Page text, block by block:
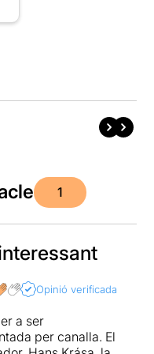
1
Opinió verificada
a ser
per canalla. El